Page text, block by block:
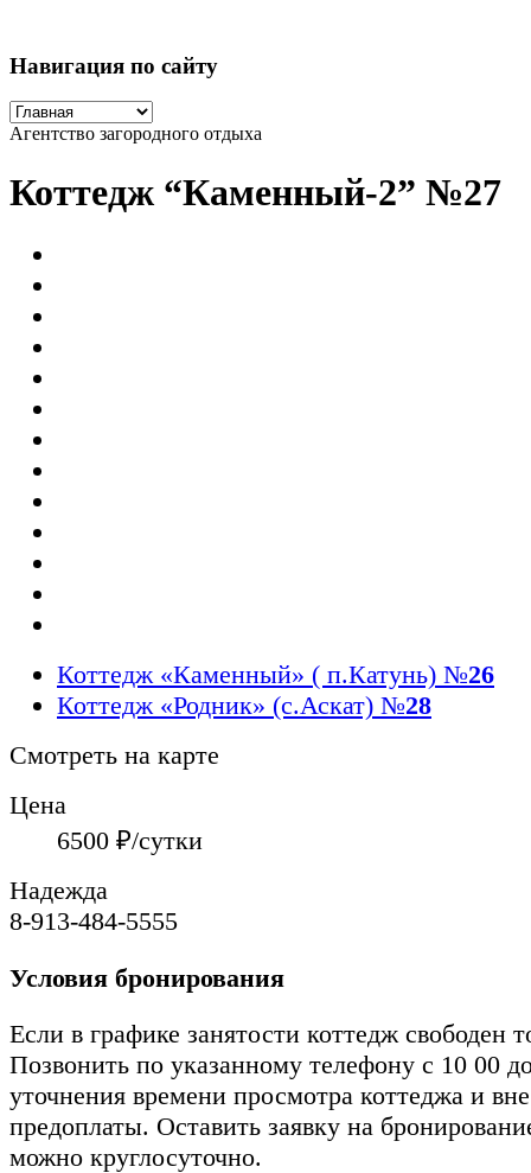
Навигация по сайту
Агентство загородного отдыха
Коттедж “Каменный-2” №27
Коттедж «Каменный» ( п.Катунь) №26
Коттедж «Родник» (с.Аскат) №28
Смотреть на карте
Цена
6500 ₽/сутки
Надежда
8-913-484-5555
Условия бронирования
Если в графике занятости коттедж свободен
Позвонить по указанному телефону с 10 00
уточнения времени просмотра коттеджа и
предоплаты. Оставить заявку на
можно круглосуточно.